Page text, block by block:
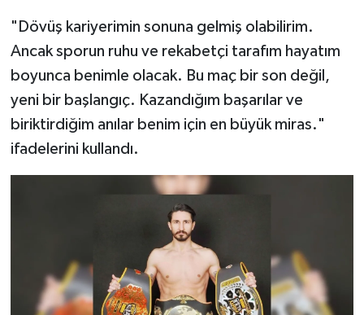
"Dövüş kariyerimin sonuna gelmiş olabilirim.
Ancak sporun ruhu ve rekabetçi tarafım hayatım
boyunca benimle olacak. Bu maç bir son değil,
yeni bir başlangıç. Kazandığım başarılar ve
biriktirdiğim anılar benim için en büyük miras."
ifadelerini kullandı.